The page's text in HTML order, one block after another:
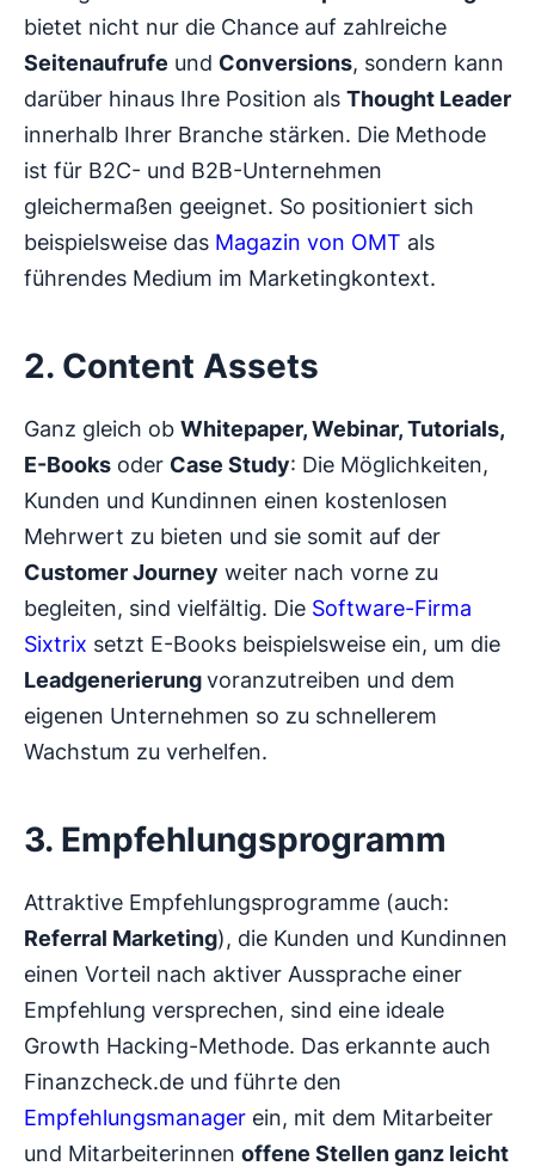
bietet nicht nur die Chance auf zahlreiche
Seitenaufrufe und Conversions, sondern kann
darüber hinaus Ihre Position als Thought Leader
innerhalb Ihrer Branche stärken. Die Methode
ist für B2C- und B2B-Unternehmen
gleichermaßen geeignet. So positioniert sich
beispielsweise das Magazin von OMT als
führendes Medium im Marketingkontext.
2. Content Assets
Ganz gleich ob Whitepaper, Webinar, Tutorials,
E-Books oder Case Study: Die Möglichkeiten,
Kunden und Kundinnen einen kostenlosen
Mehrwert zu bieten und sie somit auf der
Customer Journey weiter nach vorne zu
begleiten, sind vielfältig. Die Software-Firma
Sixtrix setzt E-Books beispielsweise ein, um die
Leadgenerierungvoranzutreiben und dem
eigenen Unternehmen so zu schnellerem
Wachstum zu verhelfen.
3. Empfehlungsprogramm
Attraktive Empfehlungsprogramme (auch:
Referral Marketing), die Kunden und Kundinnen
einen Vorteil nach aktiver Aussprache einer
Empfehlung versprechen, sind eine ideale
Growth Hacking-Methode. Das erkannte auch
Finanzcheck.de und führte den
Empfehlungsmanager ein, mit dem Mitarbeiter
und Mitarbeiterinnen offene Stellen ganz leicht